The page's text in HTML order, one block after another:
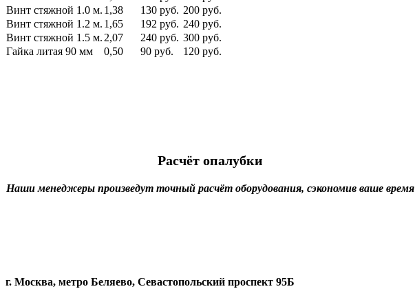
Винт стяжной 1.0 м. 1,38 130 руб. 200 руб.
Винт стяжной 1.2 м. 1,65 192 руб. 240 руб.
Винт стяжной 1.5 м. 2,07 240 руб. 300 руб.
Гайка литая 90 мм
0,50 90 руб. 120 руб.
Расчёт опалубки
Наши менеджеры произведут точный расчёт оборудования, сэкономив ваше время
г. Москва, метро Беляево, Севастопольский проспект 95Б